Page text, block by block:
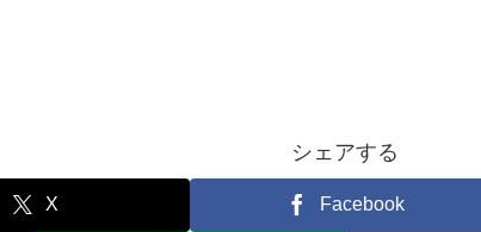
シェアする
X Facebook